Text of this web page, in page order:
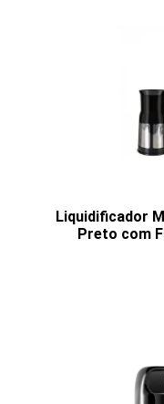
Liquidificador
Preto com